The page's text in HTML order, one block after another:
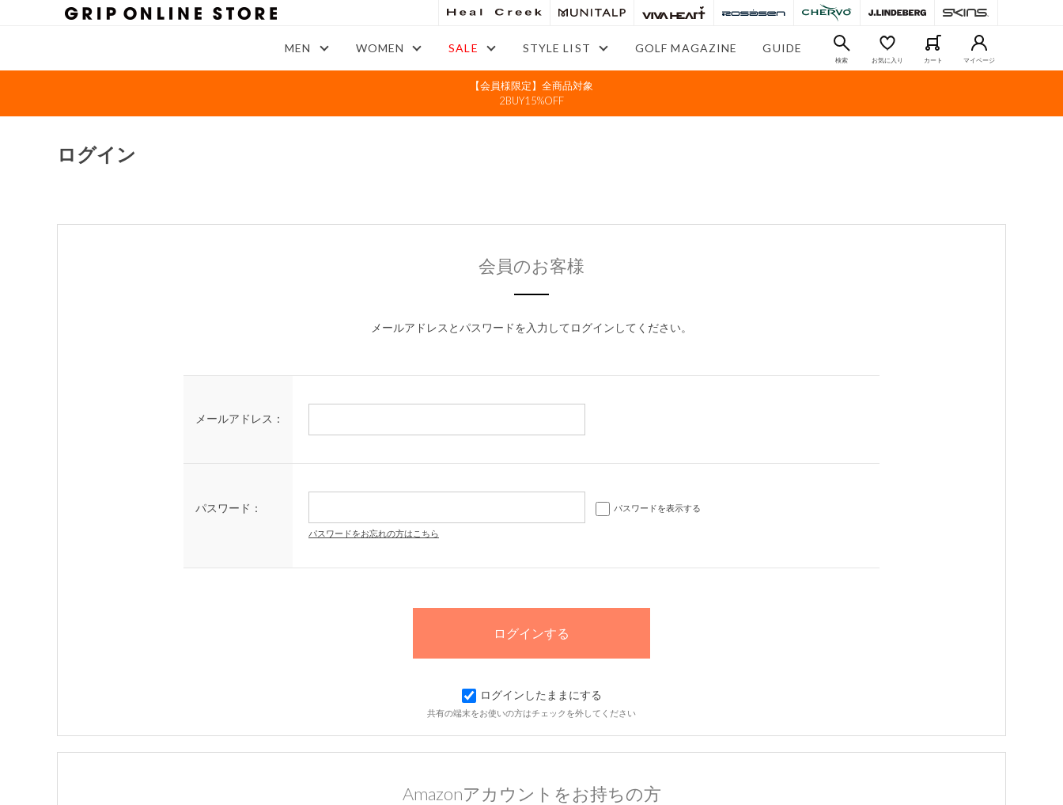
MEN WOMEN SALE STYLE LIST GOLF MAGAZINE GUIDE
検索 お気に入り カート マイページ
【会員様限定】全商品対象
2BUY15%OFF
ログイン
会員のお客様
メールアドレスとパスワードを入力してログインしてください。
メールアドレス：
パスワード： パスワードを表示する
パスワードをお忘れの方はこちら
ログインしたままにする
共有の端末をお使いの方はチェックを外してください
Amazonアカウントをお持ちの方